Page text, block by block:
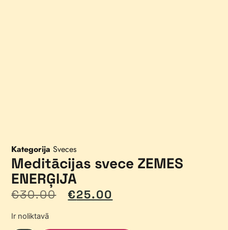
Kategorija Sveces
Meditācijas svece ZEMES
ENERĢIJA
€30.00 €25.00
Ir noliktavā